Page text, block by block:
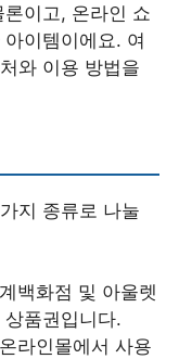
이고, 온라인 쇼
이템이에요. 여
와 이용 방법을
지 종류로 나눌
백화점 및 아울렛
품권입니다.
라인몰에서 사용